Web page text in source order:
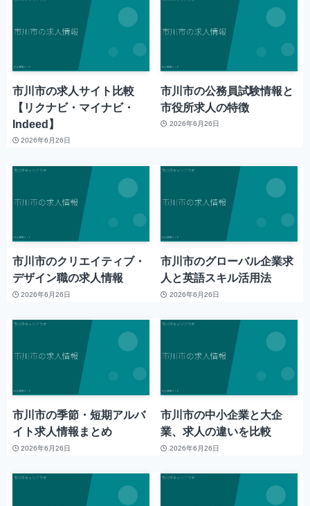
市川市の求人サイト比較
【リクナビ・マイナビ・
Indeed】
2026年6月26日
市川市の公務員試験情報と
市役所求人の特徴
2026年6月26日
市川市のクリエイティブ・
デザイン職の求人情報
2026年6月26日
市川市のグローバル企業求
人と英語スキル活用法
2026年6月26日
市川市の季節・短期アルバ
イト求人情報まとめ
2026年6月26日
市川市の中小企業と大企
業、求人の違いを比較
2026年6月26日